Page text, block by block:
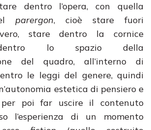
dentro l’opera, con quella
parergon, cioè stare fuori
stare dentro la cornice
lo spazio della
del quadro, all’interno di
le leggi del genere, quindi
estetica di pensiero e
poi far uscire il contenuto
l’esperienza di un momento